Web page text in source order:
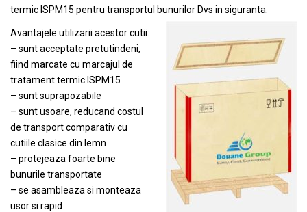
termic ISPM15 pentru transportul bunurilor Dvs in siguranta.
Avantajele utilizarii acestor cutii:
– sunt acceptate pretutindeni,
fiind marcate cu marcajul de
tratament termic ISPM15
– sunt suprapozabile
– sunt usoare, reducand costul
de transport comparativ cu
cutiile clasice din lemn
– protejeaza foarte bine
bunurile transportate
– se asambleaza si monteaza
usor si rapid